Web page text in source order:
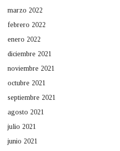
marzo 2022
febrero 2022
enero 2022
diciembre 2021
noviembre 2021
octubre 2021
septiembre 2021
agosto 2021
julio 2021
junio 2021